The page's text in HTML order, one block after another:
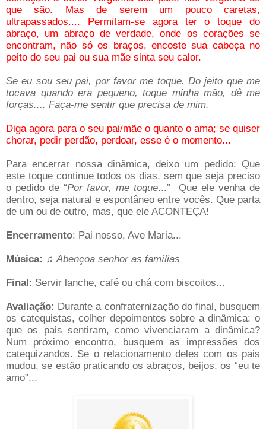
que são. Mas de serem um pouco caretas,
ultrapassados.... Permitam-se agora ter o toque do
abraço, um abraço de verdade, onde os corações se
encontram, não só os braços, encoste sua cabeça no
peito do seu pai ou sua mãe sinta seu calor.
Se eu sou seu pai, por favor me toque. Do jeito que me
tocava quando era pequeno, toque minha mão, dê me
forças.... Faça-me sentir que precisa de mim.
Diga agora para o seu pai/mãe o quanto o ama; se quiser
chorar, pedir perdão, perdoar, esse é o momento...
Para encerrar nossa dinâmica, deixo um pedido: Que
este toque continue todos os dias, sem que seja preciso
o pedido de “Por favor, me toque...”
Que ele venha de
dentro, seja natural e espontâneo entre vocês. Que parta
de um ou de outro, mas, que ele ACONTEÇA!
Encerramento: Pai nosso, Ave Maria...
Música: ♫ Abençoa senhor as famílias
Final: Servir lanche, café ou chá com biscoitos...
Avaliação: Durante a confraternização do final, busquem
os catequistas, colher depoimentos sobre a dinâmica: o
que os pais sentiram, como vivenciaram a dinâmica?
Num próximo encontro, busquem as impressões dos
catequizandos. Se o relacionamento deles com os pais
mudou, se estão praticando os abraços, beijos, os “eu te
amo”...